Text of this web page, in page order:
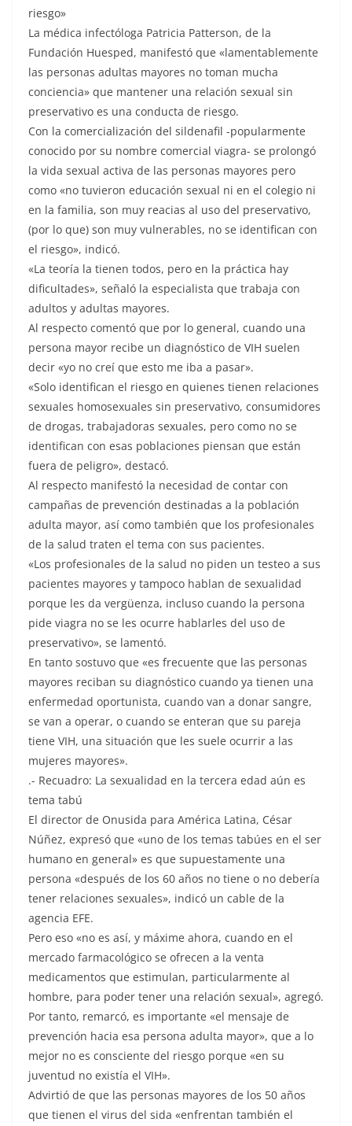
riesgo»
La médica infectóloga Patricia Patterson, de la
Fundación Huesped, manifestó que «lamentablemente
las personas adultas mayores no toman mucha
conciencia» que mantener una relación sexual sin
preservativo es una conducta de riesgo.
Con la comercialización del sildenafil -popularmente
conocido por su nombre comercial viagra- se prolongó
la vida sexual activa de las personas mayores pero
como «no tuvieron educación sexual ni en el colegio ni
en la familia, son muy reacias al uso del preservativo,
(por lo que) son muy vulnerables, no se identifican con
el riesgo», indicó.
«La teoría la tienen todos, pero en la práctica hay
dificultades», señaló la especialista que trabaja con
adultos y adultas mayores.
Al respecto comentó que por lo general, cuando una
persona mayor recibe un diagnóstico de VIH suelen
decir «yo no creí que esto me iba a pasar».
«Solo identifican el riesgo en quienes tienen relaciones
sexuales homosexuales sin preservativo, consumidores
de drogas, trabajadoras sexuales, pero como no se
identifican con esas poblaciones piensan que están
fuera de peligro», destacó.
Al respecto manifestó la necesidad de contar con
campañas de prevención destinadas a la población
adulta mayor, así como también que los profesionales
de la salud traten el tema con sus pacientes.
«Los profesionales de la salud no piden un testeo a sus
pacientes mayores y tampoco hablan de sexualidad
porque les da vergüenza, incluso cuando la persona
pide viagra no se les ocurre hablarles del uso de
preservativo», se lamentó.
En tanto sostuvo que «es frecuente que las personas
mayores reciban su diagnóstico cuando ya tienen una
enfermedad oportunista, cuando van a donar sangre,
se van a operar, o cuando se enteran que su pareja
tiene VIH, una situación que les suele ocurrir a las
mujeres mayores».
.- Recuadro: La sexualidad en la tercera edad aún es
tema tabú
El director de Onusida para América Latina, César
Núñez, expresó que «uno de los temas tabúes en el ser
humano en general» es que supuestamente una
persona «después de los 60 años no tiene o no debería
tener relaciones sexuales», indicó un cable de la
agencia EFE.
Pero eso «no es así, y máxime ahora, cuando en el
mercado farmacológico se ofrecen a la venta
medicamentos que estimulan, particularmente al
hombre, para poder tener una relación sexual», agregó.
Por tanto, remarcó, es importante «el mensaje de
prevención hacia esa persona adulta mayor», que a lo
mejor no es consciente del riesgo porque «en su
juventud no existía el VIH».
Advirtió de que las personas mayores de los 50 años
que tienen el virus del sida «enfrentan también el